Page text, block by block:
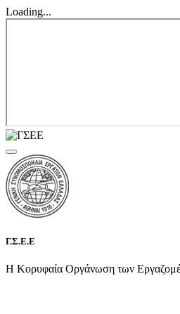
Loading...
Γ.Σ.Ε.Ε
Η Κορυφαία Οργάνωση των